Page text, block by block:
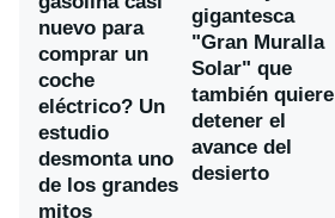
nuevo para
comprar un
coche
eléctrico? Un
estudio
desmonta uno
de los grandes
mitos
gigantesca
"Gran Muralla
Solar" que
también quiere
detener el
avance del
desierto